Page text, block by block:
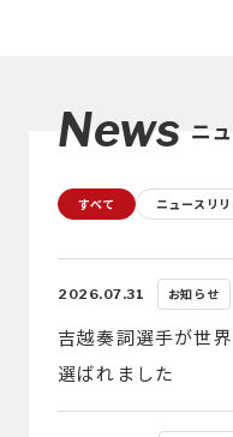
News ニ
すべて ニュースリ
2026.07.31 お知らせ
吉越奏詞選手が世
選ばれました